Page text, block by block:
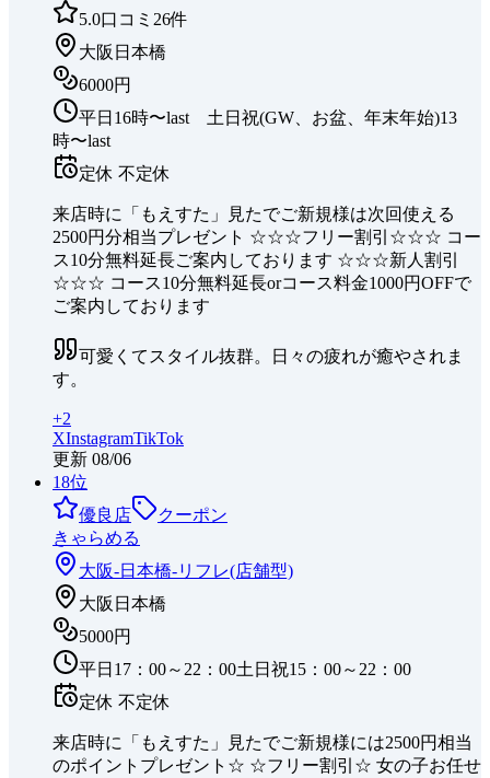
5.0口コミ 26件
大阪日本橋
6000円
平日16時〜last 土日祝(GW、お盆、年末年始)13
時〜last
定休 不定休
来店時に「もえすた」見たでご新規様は次回使える
2500円分相当プレゼント ☆☆☆フリー割引☆☆☆ コー
ス10分無料延長ご案内しております ☆☆☆新人割引
☆☆☆ コース10分無料延長orコース料金1000円OFFで
ご案内しております
可愛くてスタイル抜群。日々の疲れが癒やされま
す。
+2
XInstagramTikTok
更新 08/06
18位
優良店
クーポン
きゃらめる
大阪-日本橋-リフレ(店舗型)
大阪日本橋
5000円
平日17：00～22：00土日祝15：00～22：00
定休 不定休
来店時に「もえすた」見たでご新規様には2500円相当
のポイントプレゼント☆ ☆フリー割引☆ 女の子お任せ